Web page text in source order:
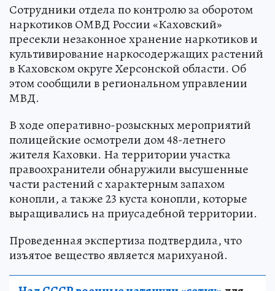
Сотрудники отдела по контролю за оборотом
наркотиков ОМВД России «Каховский»
пресекли незаконное хранение наркотиков и
культивирование наркосодержащих растений
в Каховском округе Херсонской области. Об
этом сообщили в региональном управлении
МВД.
В ходе оперативно-розыскных мероприятий
полицейские осмотрели дом 48-летнего
жителя Каховки. На территории участка
правоохранители обнаружили высушенные
части растений с характерным запахом
конопли, а также 23 куста конопли, которые
выращивались на приусадебной территории.
Проведенная экспертиза подтвердила, что
изъятое вещество является марихуаной.